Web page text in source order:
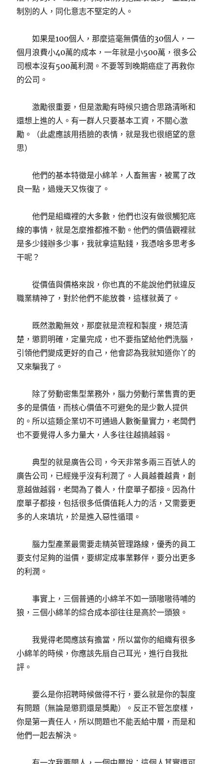
制別的人，同化意志不堅定的人。
如果是100個人，那麼這毫無價值的30個人，一
個月浪費小40萬的成本，一年就是小500萬，很多公
司根本沒有500萬利潤。不要等到晚期癌症了再救你
的公司。
激勵很重要，但是激勵有時候只適合思路清晰和
還想上進的人。有一群人只要基本工資，不關心激
勵。（此處應該用捂臉的表情，就是我也很絕望的意
思）
他們的基本特徵是小綿羊，人畜無害，被罵了改
良一點，過幾天又恢復了。
他們是組織裡的大多數，他們也沒有做很觸犯底
線的事情，就是怎麼推都推不動。他們的價值觀裡就
是多少錢辦多少事，我就拿這點錢，我憑啥多思考多
干呢？
從價值與價格來說，你也真的不能說他們就違反
職業精神了，對於他們不能放養，這樣就黃了。
既然激勵無效，那麼就是流程和製度，規范清
楚，懲罰明確，定量完成，也不要指望給他們洗腦，
引領他們變成更好的自己，他會認為我就知道你丫的
又來騙我了。
除了勞動密集型業務外，腦力勞動行業售賣的更
多的是價值，而核心價值不可避免的是少數人提供
的。所以這類企業切不可通過人數衡量實力，老闆們
也不要覺得人多力量大，人多往往越搞越弱。
典型的就是廣告公司，今天非常多兩三百號人的
廣告公司，已經幾乎沒有利潤了。人員越養越貴，創
意越做越弱，老闆為了養人，什麼單子都接。因為什
麼單子都接，包括很多低價值耗人力的活，又需要更
多的人來填坑，於是進入惡性循環。
腦力型產業最需要走精英管理路線，優秀的員工
要支付足夠的溢價，要綁定成事業夥伴，要分出更多
的利潤。
事實上，三個普通的小綿羊不如一頭嗷嗷待哺的
狼，三個小綿羊的綜合成本卻往往是高於一頭狼。
我覺得老闆應該有擔當，所以當你的組織有很多
小綿羊的時候，你應該先扇自己耳光，進行自我批
評。
要么是你招聘時候做得不行，要么就是你的製度
有問題（無論是懲罰還是獎勵）。反正不管怎麼樣，
你是第一責任人，所以問題也不能丟給中層，而是和
他們一起去解決。